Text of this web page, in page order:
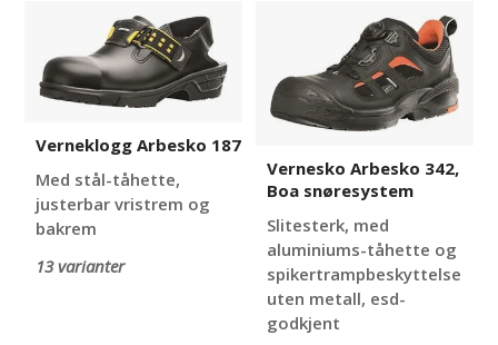
187
Verneklogg Arbesko 187
Med stål-tåhette,
justerbar vristrem og
bakrem
13 varianter
Boa
snøresystem
Vernesko Arbesko 342,
Boa snøresystem
Slitesterk, med
aluminiums-tåhette og
spikertrampbeskyttelse
uten metall, esd-
godkjent